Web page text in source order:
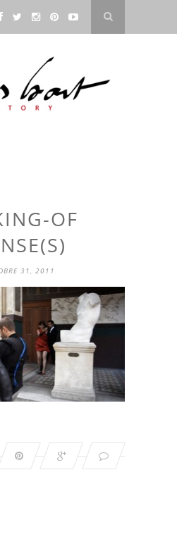
OF
31, 2011